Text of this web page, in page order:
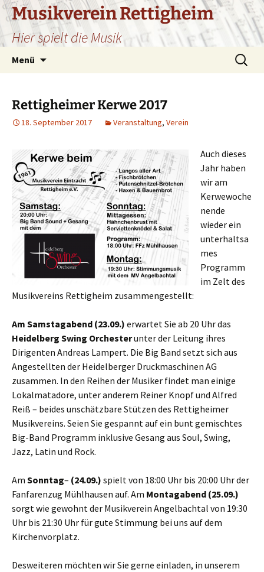
Zum
Inhalt
springen
Musikverein Rettigheim
Hier spielt die Musik
Menü
Suchen
nach:
Rettigheimer Kerwe 2017
18. September 2017 Veranstaltung, Verein
Auch dieses
Jahr haben
wir am
Kerwewoche
nende
wieder ein
unterhaltsa
mes
Programm
im Zelt des
Musikvereins Rettigheim zusammengestellt:
Am Samstagabend (23.09.) erwartet Sie ab 20 Uhr das
Heidelberg Swing Orchesterunter der Leitung ihres
Dirigenten Andreas Lampert. Die Big Band setzt sich aus
Angestellten der Heidelberger Druckmaschinen AG
zusammen. In den Reihen der Musiker findet man einige
Lokalmatadore, unter anderem Reiner Knopf und Alfred
Reiß – beides unschätzbare Stützen des Rettigheimer
Musikvereins. Seien Sie gespannt auf ein bunt gemischtes
Big-Band Programm inklusive Gesang aus Soul, Swing,
Jazz, Latin und Rock.
Am Sonntag– (24.09.) spielt von 18:00 Uhr bis 20:00 Uhr der
Fanfarenzug Mühlhausen auf. Am Montagabend (25.09.)
sorgt wie gewohnt der Musikverein Angelbachtal von 19:30
Uhr bis 21:30 Uhr für gute Stimmung bei uns auf dem
Kirchenvorplatz.
Desweiteren möchten wir Sie gerne einladen, in unserem